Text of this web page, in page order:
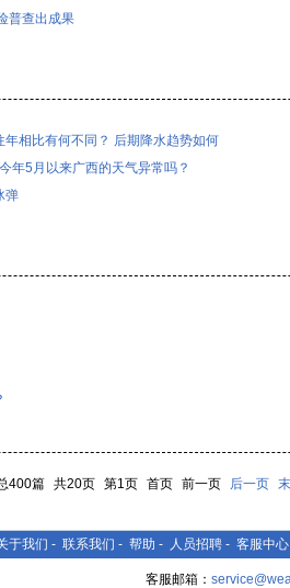
普查出成果
相比有何不同？ 后期降水趋势如何
年5月以来广西的天气异常吗？
弹
400篇 共20页 第1页 首页 前一页 后一页
于我们 - 联系我们 - 帮助 - 人员招聘 - 客服中心
客服邮箱：